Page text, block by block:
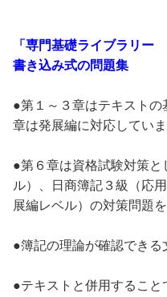
「専門基礎ライブラリ
書き込み式の問題集
●第１～３章はテキストの
章は発展編に対応していま
●第６章は資格試験対策
ル）、日商簿記３級（応
展編レベル）の対策問題
●簿記の理論が確認できる
●テキストと併用するこ